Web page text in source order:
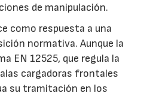
de manipulación.
como respuesta a una
normativa. Aunque la
EN 12525, que regula la
cargadoras frontales
su tramitación en los